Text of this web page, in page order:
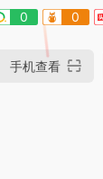
0 0
手机查看